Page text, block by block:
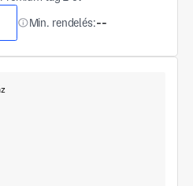
Min. rendelés:--